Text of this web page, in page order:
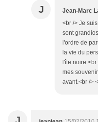
J Jean-Marc
<br /> Je
sont
l'ordre de
la vie du
l'île
mes
avant.<br />